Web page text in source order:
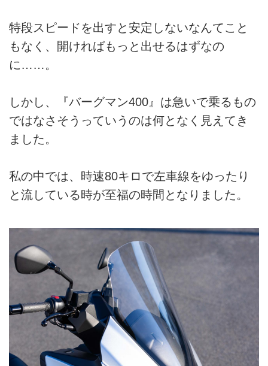
特段スピードを出すと安定しないなんてこと
もなく、開ければもっと出せるはずなの
に……。
しかし、『バーグマン400』は急いで乗るもの
ではなさそうっていうのは何となく見えてき
ました。
私の中では、時速80キロで左車線をゆったり
と流している時が至福の時間となりました。